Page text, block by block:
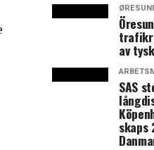
av
SAS
skaps